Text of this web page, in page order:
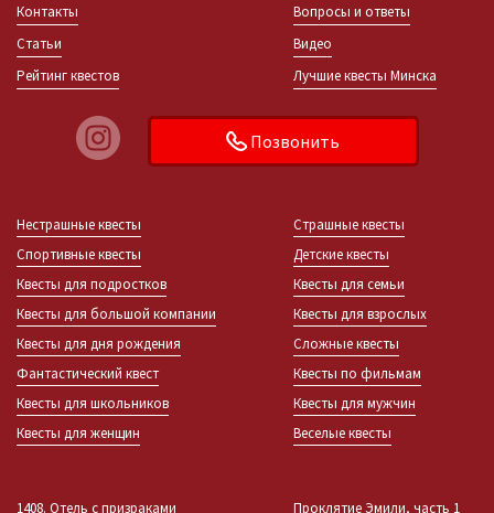
Контакты
Вопросы и ответы
Статьи
Видео
Рейтинг квестов
Лучшие квесты Минска
Позвонить
Нестрашные квесты
Страшные квесты
Спортивные квесты
Детские квесты
Квесты для подростков
Квесты для семьи
Квесты для большой компании
Квесты для взрослых
Квесты для дня рождения
Сложные квесты
Фантастический квест
Квесты по фильмам
Квесты для школьников
Квесты для мужчин
Квесты для женщин
Веселые квесты
1408. Отель с призраками Проклятие Эмили, часть 1